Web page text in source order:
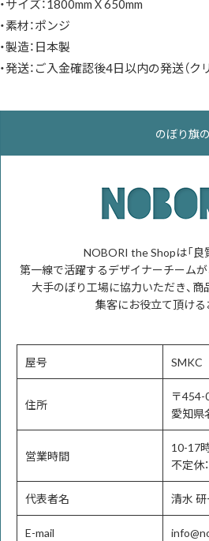
・サイズ：1800mmＸ650mm
・素材：ポンジ
・製造：日本製
・発送：ご入金確認後4日以内の発送（ク
のぼり旗
NOBORI the Shopは「良
第一線で活躍するデザイナーチームが
大手のぼり工場に協力いただき、
集客にお役立て頂ける
屋号 SMKC
住所
〒454-
愛知県
営業時間
10-17
不定休
代表者名 清水 研
E-mail